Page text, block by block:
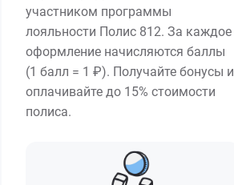
участником программы
лояльности Полис 812. За каждое
оформление начисляются баллы
(1 балл = 1 ₽). Получайте бонусы и
оплачивайте до 15% стоимости
полиса.